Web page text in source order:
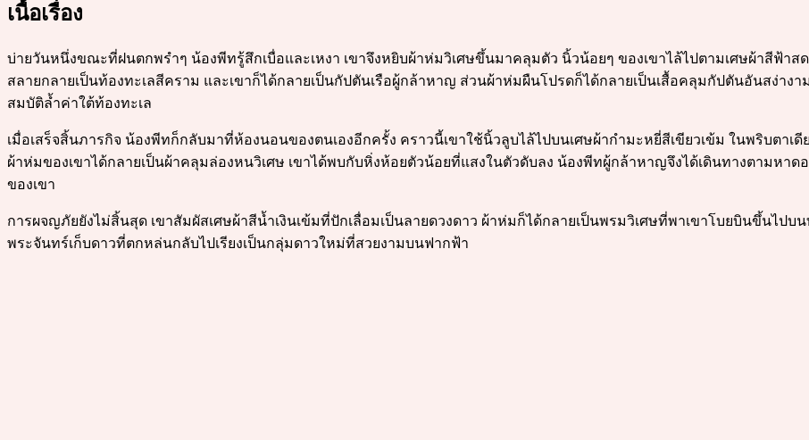
เนื้อเรื่อง
บ่ายวันหนึ่งขณะที่ฝนตกพรำๆ น้องพีทรู้สึกเบื่อและเหงา เขาจึงหยิบผ้าห่มวิเศษขึ้นมาคลุมตัว นิ้วน้อยๆ ของเขาไล้ไปตามเศษผ้าสีฟ้า
สลายกลายเป็นท้องทะเลสีคราม และเขาก็ได้กลายเป็นกัปตันเรือผู้กล้าหาญ ส่วนผ้าห่มผืนโปรดก็ได้กลายเป็นเสื้อคลุมกัปตันอันสง่า
สมบัติล้ำค่าใต้ท้องทะเล
เมื่อเสร็จสิ้นภารกิจ น้องพีทก็กลับมาที่ห้องนอนของตนเองอีกครั้ง คราวนี้เขาใช้นิ้วลูบไล้ไปบนเศษผ้ากำมะหยี่สีเขียวเข้ม ในพริบตาเ
ผ้าห่มของเขาได้กลายเป็นผ้าคลุมล่องหนวิเศษ เขาได้พบกับหิ่งห้อยตัวน้อยที่แสงในตัวดับลง น้องพีทผู้กล้าหาญจึงได้เดินทางตามหา
ของเขา
การผจญภัยยังไม่สิ้นสุด เขาสัมผัสเศษผ้าสีน้ำเงินเข้มที่ปักเลื่อมเป็นลายดวงดาว ผ้าห่มก็ได้กลายเป็นพรมวิเศษที่พาเขาโบยบินขึ้นไปบ
พระจันทร์เก็บดาวที่ตกหล่นกลับไปเรียงเป็นกลุ่มดาวใหม่ที่สวยงามบนฟากฟ้า